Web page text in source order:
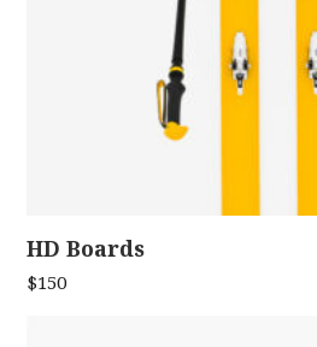
HD Boards
$150